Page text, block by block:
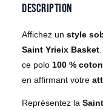
Description
Affichez un style
Saint Yrieix Basket
ce polo 100 % coton
en affirmant votre
Représentez la